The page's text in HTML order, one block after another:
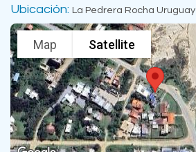
Ubicación: La Pedrera Rocha Uruguay
Map Satellite